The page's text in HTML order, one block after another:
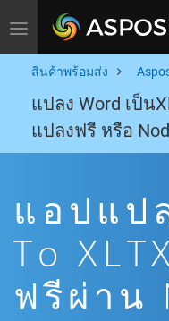
Toggle navigation
สินค้าพร้อมส่ง
แปลง Word เป็น
แปลงฟรี หรือ
แอปแป
To
ฟรีผ่าน